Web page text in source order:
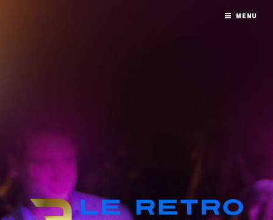
MENU